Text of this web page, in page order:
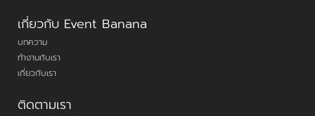
เกี่ยวกับ Event Banana
บทความ
ทำงานกับเรา
เกี่ยวกับเรา
ติดตามเรา